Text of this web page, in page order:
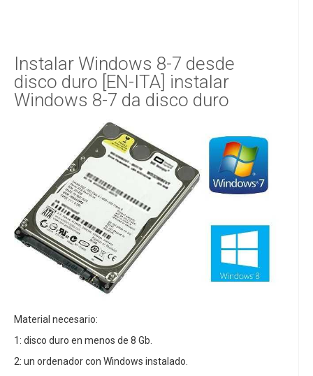
Instalar Windows 8-7 desde
disco duro [EN-ITA] instalar
Windows 8-7 da disco duro
Material necesario:
1: disco duro en menos de 8 Gb.
2: un ordenador con Windows instalado.